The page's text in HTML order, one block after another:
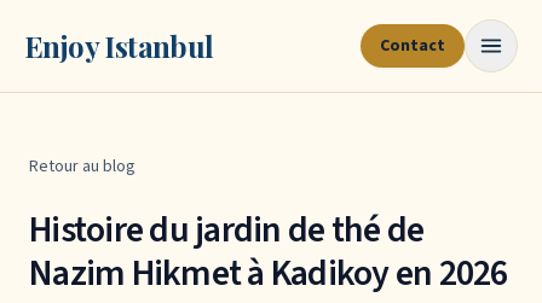
Enjoy Istanbul Contact
Retour au blog
Histoire du jardin de thé de
Nazim Hikmet à Kadikoy en 2026